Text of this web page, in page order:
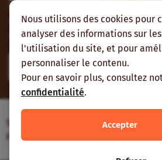
Nous utilisons des cookies pour
analyser des informations sur
l'utilisation du site, et pour
personnaliser le contenu.
Pour en savoir plus, consultez
confidentialité.
Accepter
Suivez-nous
Vous pouvez aussi vous abonner à
suivre sur les réseaux sociaux.
Site web réalisé avec le soutien de
Française de Développement